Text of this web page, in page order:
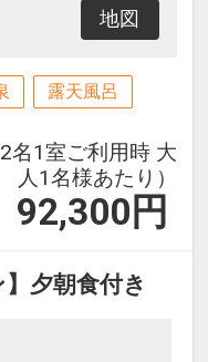
地図
露天風呂
名1室ご利用時 大
人1名様あたり）
92,300 円
夕朝食付き